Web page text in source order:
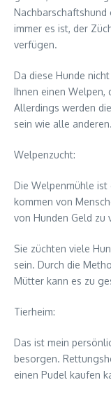
immer es ist, der
verfügen.
Da diese Hunde
Ihnen einen
Allerdings werden
sein wie alle anderen.
Welpenzucht:
Die Welpenmühle ist
kommen von
von Hunden Geld zu
Sie züchten viele
sein. Durch die
Mütter kann es zu
Tierheim:
Das ist mein
besorgen.
einen Pudel kaufen